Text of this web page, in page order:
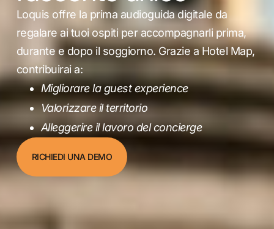
Loquis offre la prima audioguida digitale da
regalare ai tuoi ospiti per accompagnarli prima,
durante e dopo il soggiorno. Grazie a Hotel Map,
contribuirai a:
Migliorare la guest experience
Valorizzare il territorio
Alleggerire il lavoro del concierge
RICHIEDI UNA DEMO